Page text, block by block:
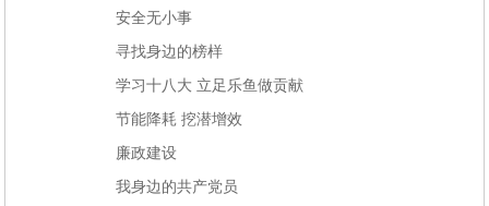
安全无小事
寻找身边的榜样
学习十八大 立足乐鱼做贡献
节能降耗 挖潜增效
廉政建设
我身边的共产党员